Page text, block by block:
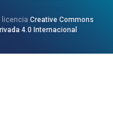
licencia Creative Commons
4.0 Internacional